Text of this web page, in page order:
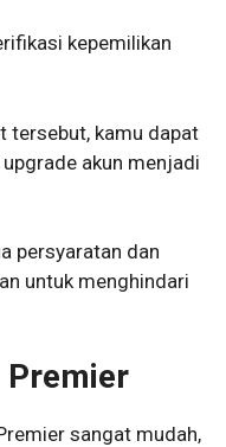
kepemilikan
tersebut, kamu dapat
akun menjadi
persyaratan dan
untuk menghindari
Premier
sangat mudah,